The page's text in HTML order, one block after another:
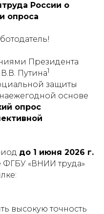
России о
опроса
Президента
Путина1
защиты
основе
опрос
до 1 июня 2026 г.
«ВНИИ труда»
высокую точность